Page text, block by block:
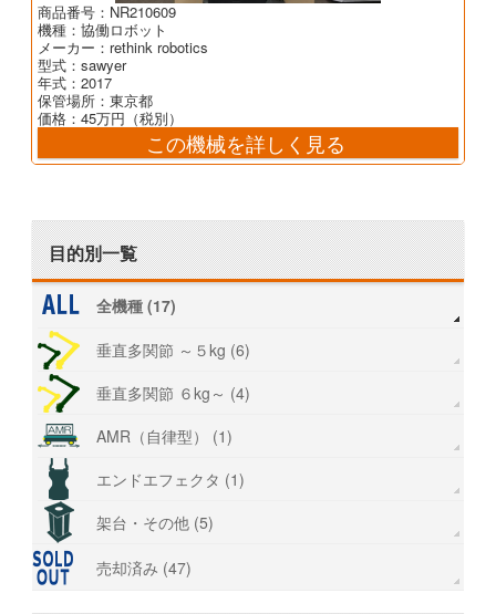
商品番号：NR210609
機種：協働ロボット
メーカー：rethink robotics
型式：sawyer
年式：2017
保管場所：東京都
価格：45万円（税別）
この機械を詳しく見る
目的別一覧
全機種 (17)
垂直多関節 ～５kg (6)
垂直多関節 ６kg～ (4)
AMR（自律型） (1)
エンドエフェクタ (1)
架台・その他 (5)
売却済み (47)